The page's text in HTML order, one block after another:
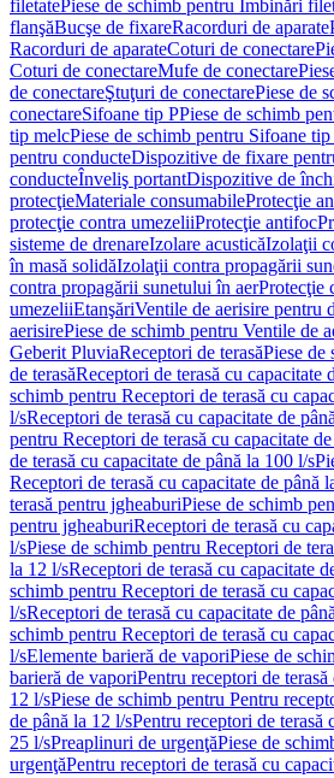
filetatePiese de schimb pentru Îmbinări
flanşăBucşe de fixareRacorduri de aparate
Racorduri de aparateCoturi de conectare
Coturi de conectareMufe de conectare
de conectareŞtuţuri de conectarePiese de
conectareSifoane tip PPiese de schimb
tip melcPiese de schimb pentru Sifoane
pentru conducteDispozitive de fixare
conducteÎnveliş portantDispozitive de
protecţieMateriale consumabileProtecţie
protecţie contra umezeliiProtecţie antifoc
sisteme de drenareIzolare acusticăIzolaţii
în masă solidăIzolaţii contra propagării
contra propagării sunetului în aerProtecţie
umezeliiEtanşăriVentile de aerisire pentru
aerisirePiese de schimb pentru Ventile de
Geberit PluviaReceptori de terasăPiese de
de terasăReceptori de terasă cu capacitate
schimb pentru Receptori de terasă cu
l/sReceptori de terasă cu capacitate de
pentru Receptori de terasă cu capacitate
de terasă cu capacitate de până la 100 l/s
Receptori de terasă cu capacitate de până
terasă pentru jgheaburiPiese de schimb
pentru jgheaburiReceptori de terasă cu
l/sPiese de schimb pentru Receptori de
la 12 l/sReceptori de terasă cu capacitate
schimb pentru Receptori de terasă cu
l/sReceptori de terasă cu capacitate de
schimb pentru Receptori de terasă cu
l/sElemente barieră de vaporiPiese de
barieră de vaporiPentru receptori de
12 l/sPiese de schimb pentru Pentru
de până la 12 l/sPentru receptori de terasă
25 l/sPreaplinuri de urgenţăPiese de
urgenţăPentru receptori de terasă cu